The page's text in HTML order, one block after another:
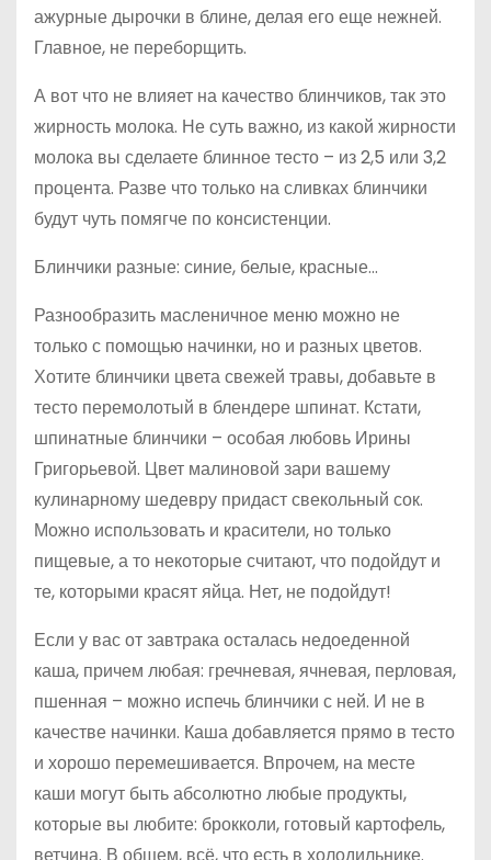
ажурные дырочки в блине, делая его еще нежней.
Главное, не переборщить.
А вот что не влияет на качество блинчиков, так это
жирность молока. Не суть важно, из какой жирности
молока вы сделаете блинное тесто – из 2,5 или 3,2
процента. Разве что только на сливках блинчики
будут чуть помягче по консистенции.
Блинчики разные: синие, белые, красные…
Разнообразить масленичное меню можно не
только с помощью начинки, но и разных цветов.
Хотите блинчики цвета свежей травы, добавьте в
тесто перемолотый в блендере шпинат. Кстати,
шпинатные блинчики – особая любовь Ирины
Григорьевой. Цвет малиновой зари вашему
кулинарному шедевру придаст свекольный сок.
Можно использовать и красители, но только
пищевые, а то некоторые считают, что подойдут и
те, которыми красят яйца. Нет, не подойдут!
Если у вас от завтрака осталась недоеденной
каша, причем любая: гречневая, ячневая, перловая,
пшенная – можно испечь блинчики с ней. И не в
качестве начинки. Каша добавляется прямо в тесто
и хорошо перемешивается. Впрочем, на месте
каши могут быть абсолютно любые продукты,
которые вы любите: брокколи, готовый картофель,